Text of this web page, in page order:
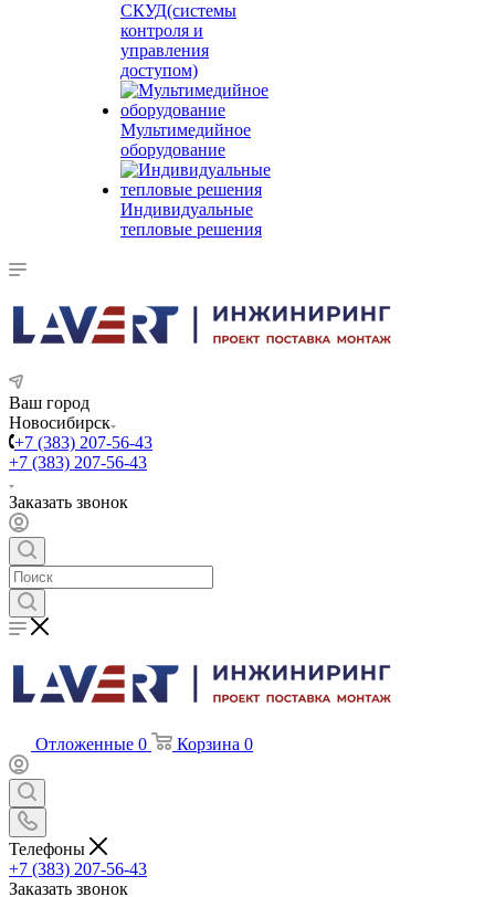
СКУД(системы
контроля и
управления
доступом)
Мультимедийное
оборудование
Индивидуальные
тепловые решения
Ваш город
Новосибирск
+7 (383) 207-56-43
+7 (383) 207-56-43
Заказать звонок
Отложенные 0 Корзина 0
Телефоны
+7 (383) 207-56-43
Заказать звонок